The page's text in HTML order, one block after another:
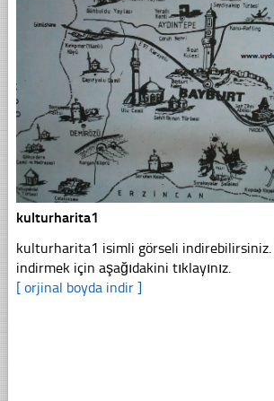
kulturharita1
kulturharita1 isimli görseli indirebilirsiniz.
indirmek için aşağıdakini tıklayınız.
[ orjinal boyda indir ]